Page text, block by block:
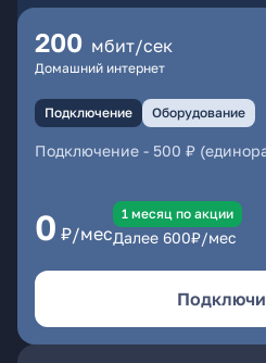
200 мбит/сек
Домашний интернет
Подключение Оборудование
Подключение - 500 ₽
0 ₽/мес
1 месяц по акции
Далее 600₽/мес